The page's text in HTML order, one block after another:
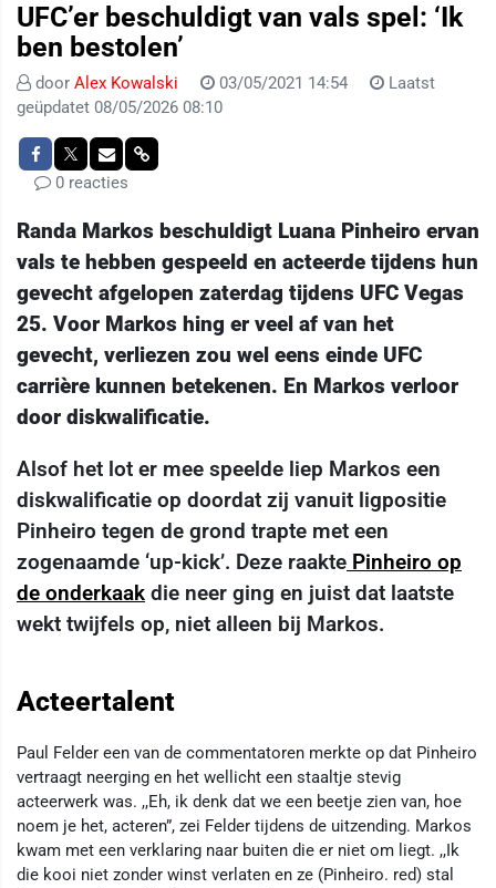
UFC’er beschuldigt van vals spel: ‘Ik
ben bestolen’
door Alex Kowalski 03/05/2021 14:54
Laatst
geüpdatet 08/05/2026 08:10
0 reacties
Randa Markos beschuldigt Luana Pinheiro ervan
vals te hebben gespeeld en acteerde tijdens hun
gevecht afgelopen zaterdag tijdens UFC Vegas
25. Voor Markos hing er veel af van het
gevecht, verliezen zou wel eens einde UFC
carrière kunnen betekenen. En Markos verloor
door diskwalificatie.
Alsof het lot er mee speelde liep Markos een
diskwalificatie op doordat zij vanuit ligpositie
Pinheiro tegen de grond trapte met een
zogenaamde ‘up-kick’. Deze raakte Pinheiro op
de onderkaak die neer ging en juist dat laatste
wekt twijfels op, niet alleen bij Markos.
Acteertalent
Paul Felder een van de commentatoren merkte op dat Pinheiro
vertraagt neerging en het wellicht een staaltje stevig
acteerwerk was. ,,Eh, ik denk dat we een beetje zien van, hoe
noem je het, acteren”, zei Felder tijdens de uitzending. Markos
kwam met een verklaring naar buiten die er niet om liegt. ,,Ik
die kooi niet zonder winst verlaten en ze (Pinheiro. red) stal